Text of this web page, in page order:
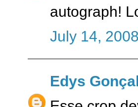
autograph!
July 14, 2008
Edys